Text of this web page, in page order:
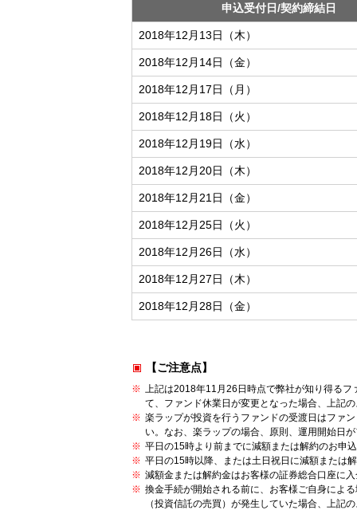
申込受付日/契約締結日
2018年12月13日（木）
2018年12月14日（金）
2018年12月17日（月）
2018年12月18日（火）
2018年12月19日（水）
2018年12月20日（木）
2018年12月21日（金）
2018年12月25日（火）
2018年12月26日（水）
2018年12月27日（木）
2018年12月28日（金）
【ご注意点】
上記は2018年11月26日時点で弊社が知り得る
て、ファンド休業日が変更となった場合、上記
楽ラップが投資を行うファンドの受渡日はファ
い。なお、楽ラップの場合、原則、運用開始日
平日の15時より前までに減額または解約のお申
平日の15時以降、または土日祝日に減額または
減額金または解約金はお客様の証券総合口座に
換金手続が開始される前に、お客様ご自身によ
（投資信託の売買）が発生していた場合、上記